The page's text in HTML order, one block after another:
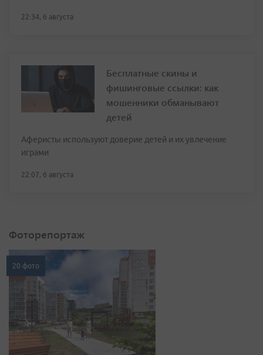
22:34, 6 августа
Бесплатные скины и
фишинговые ссылки: как
мошенники обманывают
детей
Аферисты используют доверие детей и их увлечение
играми
22:07, 6 августа
Фоторепортаж
20 фото